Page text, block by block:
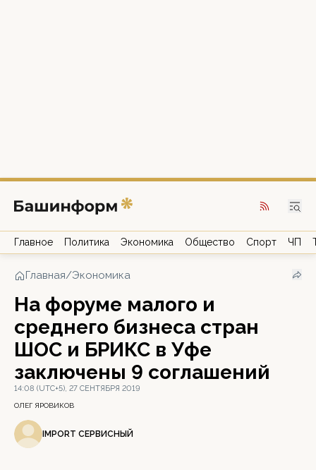
Главное Политика Экономика Общество Спорт ЧП
Главная/Экономика
На форуме малого и
среднего бизнеса стран
ШОС и БРИКС в Уфе
заключены 9 соглашений
14:08 (UTC+5), 27 СЕНТЯБРЯ 2019
ОЛЕГ ЯРОВИКОВ
IMPORT СЕРВИСНЫЙ